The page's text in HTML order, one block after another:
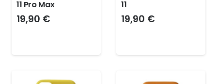
11 Pro Max
19,90 €
11
19,90 €